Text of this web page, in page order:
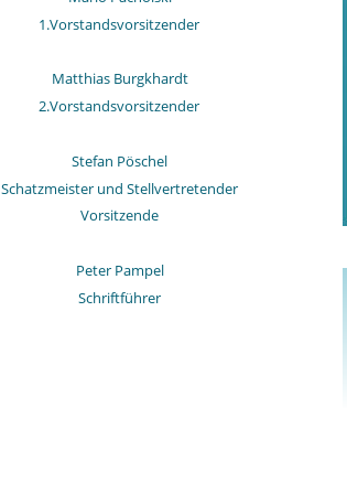
1.Vorstandsvorsitzender
Matthias Burgkhardt
2.Vorstandsvorsitzender
Stefan Pöschel
Schatzmeister und Stellvertretender
Vorsitzende
Peter Pampel
Schriftführer